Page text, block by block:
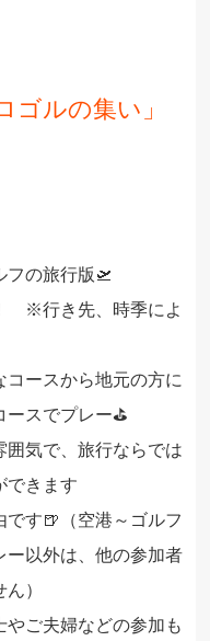
ゴルの集い」
の旅行版🛫
※行き先、時季によ
ースから地元の方に
ースでプレー⛳
気で、旅行ならでは
できます
です🍺
（空港～ゴルフ
ー以外は、他の参加者
）
ご夫婦などの参加も